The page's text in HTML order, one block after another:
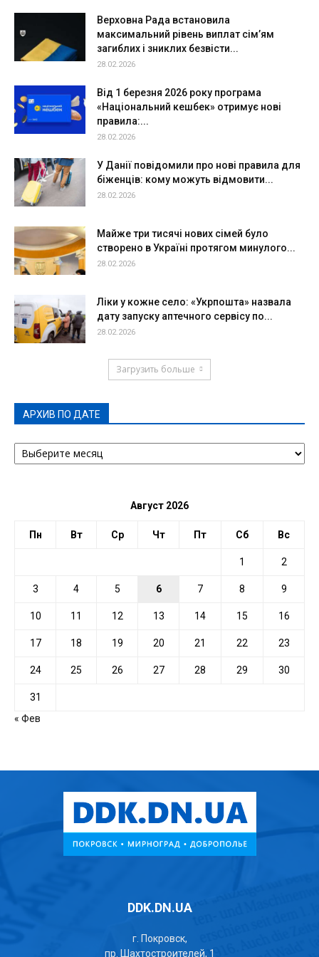
Верховна Рада встановила
максимальний рівень виплат сім’ям
загиблих і зниклих безвісти...
28.02.2026
Від 1 березня 2026 року програма
«Національний кешбек» отримує нові
правила:...
28.02.2026
У Данії повідомили про нові правила для
біженців: кому можуть відмовити...
28.02.2026
Майже три тисячі нових сімей було
створено в Україні протягом минулого...
28.02.2026
Ліки у кожне село: «Укрпошта» назвала
дату запуску аптечного сервісу по...
28.02.2026
Загрузить больше
АРХИВ ПО ДАТЕ
АРХИВ
ПО
Август 2026
Пн Вт Ср Чт Пт Сб Вс
1 2
3 4 5 6 7 8 9
10 11 12 13 14 15 16
17 18 19 20 21 22 23
24 25 26 27 28 29 30
31
« Фев
DDK.DN.UA
г. Покровск,
пр. Шахтостроителей, 1